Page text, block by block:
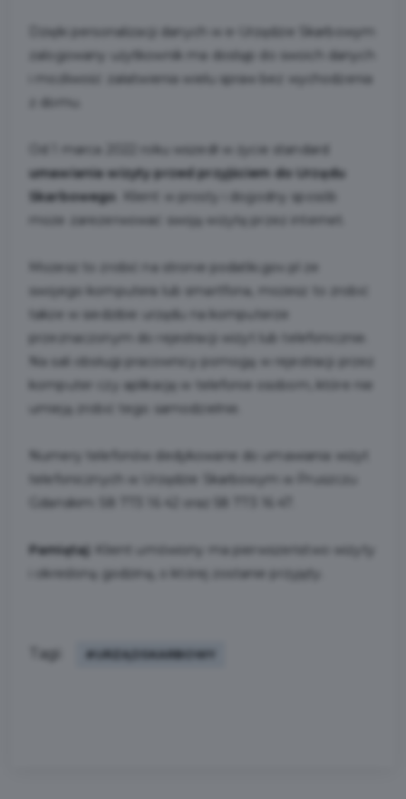
Dzięki personalizacji danych w e-Urzędzie Skarbowym
zalogowany użytkownik ma dostęp do swoich danych
i możliwość załatwienia wielu spraw bez wychodzenia
Od 1 marca 2022 roku wszedł w życie standard
umawiania wizyty przed przyjściem do Urzędu
Skarbowego
. Klient w prosty i dogodny sposób
może zarezerwować swoją wizytę przez internet.
Możesz to zrobić na stronie podatki.gov.pl ze
swojego komputera lub smartfona, możesz to zrobić
także w siedzibie urzędu na komputerze
przeznaczonym do rejestracji wizyt lub telefonicznie.
Na sali obsługi pracownicy pomogą w rejestracji przez
komputer czy aplikację w telefonie osobom, które nie
umieją zrobić tego samodzielnie.
Numery telefonów dedykowane do umawiania wizyt
telefonicznych w Urzędzie Skarbowym w Pruszczu
Gdańskim: 58 773 16 42 oraz 58 773 16 47.
Pamiętaj:
Klient umówiony ma pierwszeństwo wizyty
i określoną godzinę, o której zostanie przyjęty.
Tagi: #URZĄDSKARBOWY